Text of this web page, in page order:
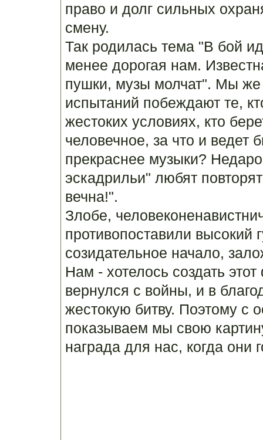
право и долг сильных
смену.
Так родилась тема "В бой
менее дорогая нам.
пушки, музы молчат". Мы же
испытаний побеждают те,
жестоких условиях, кто
человечное, за что и ведет
прекраснее музыки?
эскадрильи" любят
вечна!".
Злобе,
противопоставили высокий
созидательное начало,
Нам - хотелось создать
вернулся с войны, и в
жестокую битву. Поэтому с
показываем мы свою
награда для нас, когда они